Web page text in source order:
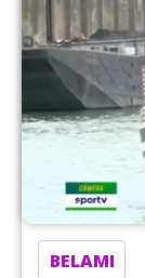
BELAMI